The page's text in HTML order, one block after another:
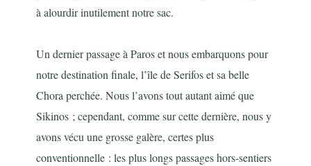
à alourdir inutilement notre sac.
Un dernier passage à Paros et nous embarquons pour
notre destination finale, l’île de Serifos et sa belle
Chora perchée. Nous l’avons tout autant aimé que
Sikinos ; cependant, comme sur cette dernière, nous y
avons vécu une grosse galère, certes plus
conventionnelle : les plus longs passages hors-sentiers